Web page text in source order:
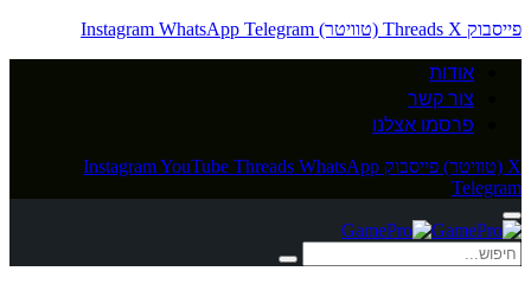
פייסבוק
Threads X (טוויטר) Instagram WhatsApp Telegram
אודות
צור קשר
פרסמו אצלנו
X (טוויטר) פייסבוק InstagramYouTube Threads WhatsApp
Telegram